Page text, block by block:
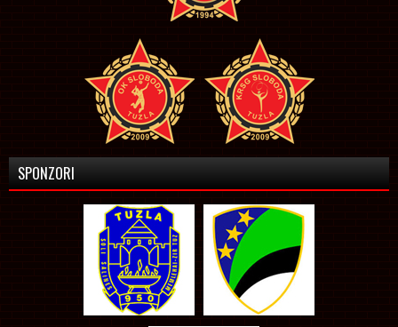
SPONZORI